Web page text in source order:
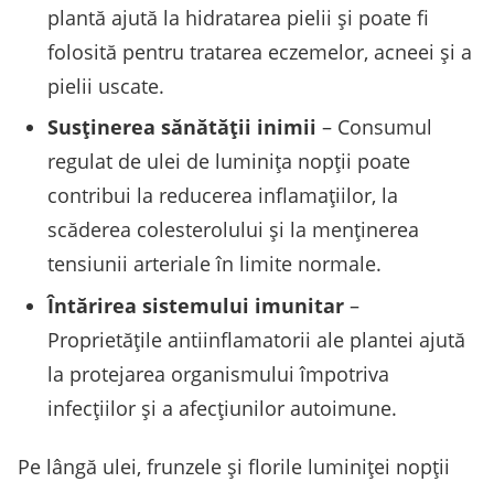
plantă ajută la hidratarea pielii și poate fi
folosită pentru tratarea eczemelor, acneei și a
pielii uscate.
Susținerea sănătății inimii – Consumul
regulat de ulei de luminița nopții poate
contribui la reducerea inflamațiilor, la
scăderea colesterolului și la menținerea
tensiunii arteriale în limite normale.
Întărirea sistemului imunitar –
Proprietățile antiinflamatorii ale plantei ajută
la protejarea organismului împotriva
infecțiilor și a afecțiunilor autoimune.
Pe lângă ulei, frunzele și florile luminiței nopții